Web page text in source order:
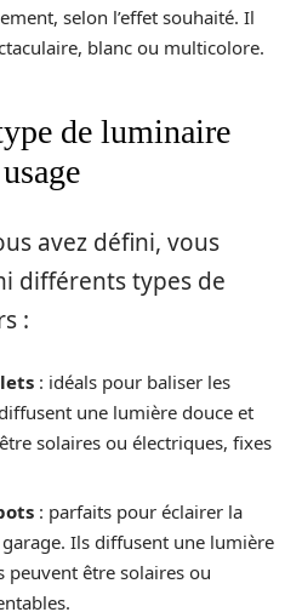
selon l’effet souhaité. Il
blanc ou multicolore.
de luminaire
avez défini, vous
différents types de
:
: idéals pour baliser les
une lumière douce et
solaires ou électriques, fixes
: parfaits pour éclairer la
Ils diffusent une lumière
peuvent être solaires ou